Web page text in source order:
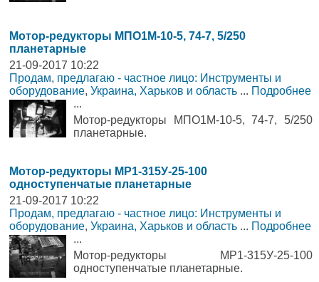
Мотор-редукторы МПО1М-10-5, 74-7, 5/250
планетарные
21-09-2017 10:22
Продам, предлагаю - частное лицо: Инструменты и
оборудование, Украина, Харьков и область ... Подробнее
...
Мотор-редукторы МПО1М-10-5, 74-7, 5/250
планетарные.
Мотор-редукторы МР1-315У-25-100
одноступенчатые планетарные
21-09-2017 10:22
Продам, предлагаю - частное лицо: Инструменты и
оборудование, Украина, Харьков и область ... Подробнее
...
Мотор-редукторы МР1-315У-25-100
одноступенчатые планетарные.